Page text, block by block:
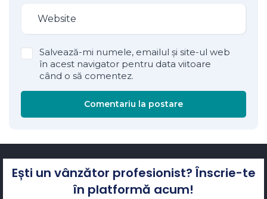
Salvează-mi numele, emailul și site-ul web
în acest navigator pentru data viitoare
când o să comentez.
Comentariu la postare
Ești un vânzător profesionist? Înscrie-te
în platformă acum!